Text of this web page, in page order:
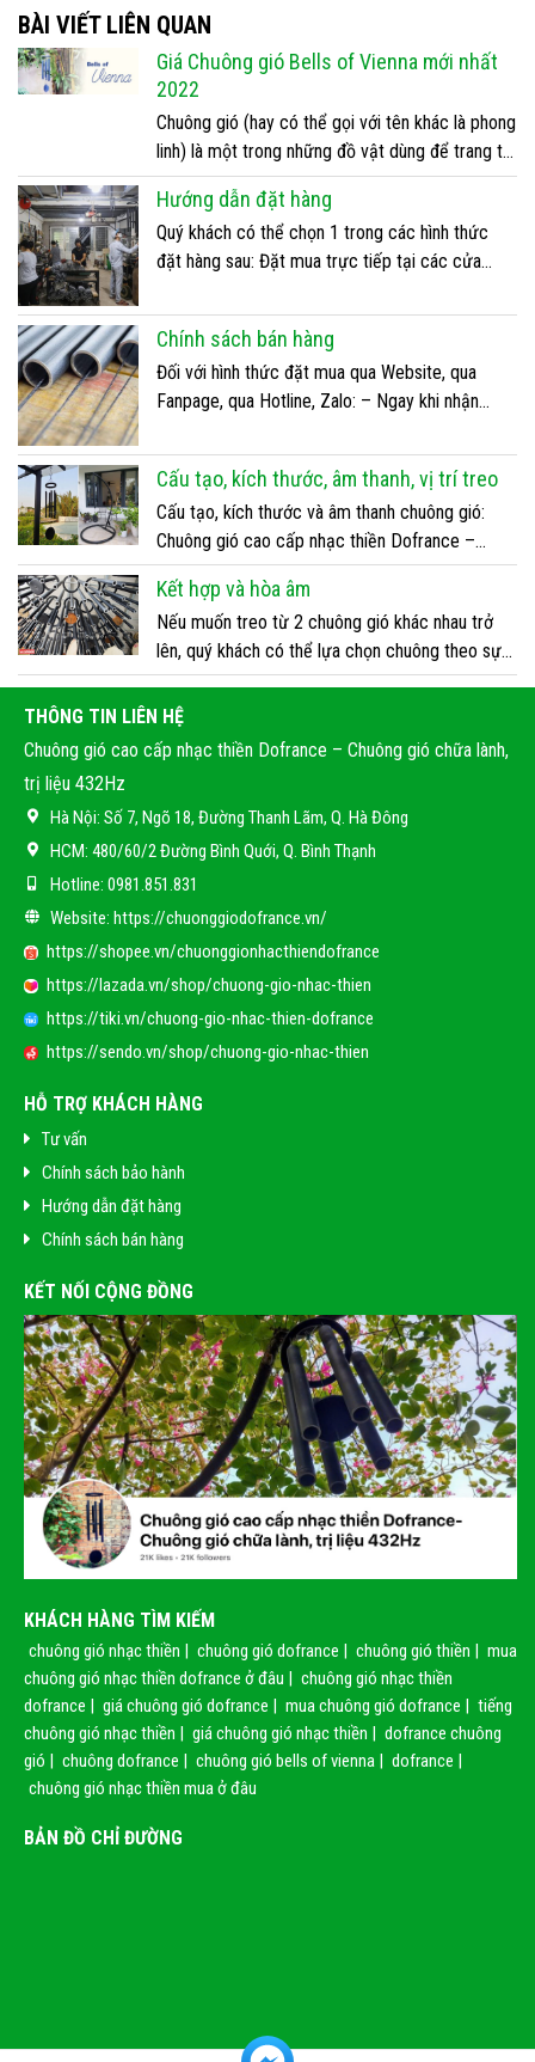
i
d
e
BÀI VIẾT LIÊN QUAN
Giá Chuông gió Bells of Vienna mới nhất
2022
Chuông gió (hay có thể gọi với tên khác là phong
linh) là một trong những đồ vật dùng để trang trí,
chúng tạo ra các âm thanh vui tai, báo hiệu có
khách đến và có thể biết được hướng gió. Cũng
như tác dụng làm cho không gian trở nên sôi
động, trong […]
Hướng dẫn đặt hàng
Quý khách có thể chọn 1 trong các hình thức
đặt hàng sau: Đặt mua trực tiếp tại các cửa
Đường Bình Quới, Q. Bình Thạnh. – Hà Nội: Số 7,
Ngõ 18, Đường Thanh Lãm, Q. Hà Đông. Vui lòng
liên hệ hotline 0981 851 […]
Chính sách bán hàng
Đối với hình thức đặt mua qua Website, qua
Fanpage, qua Hotline, Zalo: – Ngay khi nhận
tôi sẽ tra phí vận chuyển và gọi điện đến số điện
thoại người đặt hàng thông báo phí vận chuyển,
xác nhận đơn hàng và hình thức thanh toán. […]
Cấu tạo, kích thước, âm thanh, vị trí treo
Cấu tạo, kích thước và âm thanh chuông gió:
Chuông gió cao cấp nhạc thiền Dofrance –
Chuông gió chữa lành, trị liệu 432Hz cấu tạo
bao gồm: 01 móc treo, 01 vành treo, 06 ống
chuông, 01 đĩa đánh, 01 lá gió, được liên kết với
nhau bằng hệ thống dây treo chuyên dụng. […]
Kết hợp và hòa âm
Nếu muốn treo từ 2 chuông gió khác nhau trở
lên, quý khách có thể lựa chọn chuông theo sự
kết hợp, hòa âm. Các bộ kết hợp, hòa âm gồm
nhiều loại chuông khác nhau nhưng có thể hòa
âm, phối kết hợp với nhau. Tên các bộ được đặt
dựa trên tần số […]
THÔNG TIN LIÊN HỆ
Chuông gió cao cấp nhạc thiền Dofrance – Chuông gió chữa lành,
trị liệu 432Hz
Hà Nội: Số 7, Ngõ 18, Đường Thanh Lãm, Q. Hà Đông
HCM: 480/60/2 Đường Bình Quới, Q. Bình Thạnh
Hotline: 0981.851.831
Website: https://chuonggiodofrance.vn/
https://shopee.vn/chuonggionhacthiendofrance
https://lazada.vn/shop/chuong-gio-nhac-thien
https://tiki.vn/chuong-gio-nhac-thien-dofrance
https://sendo.vn/shop/chuong-gio-nhac-thien
HỖ TRỢ KHÁCH HÀNG
Tư vấn
Chính sách bảo hành
Hướng dẫn đặt hàng
Chính sách bán hàng
KẾT NỐI CỘNG ĐỒNG
KHÁCH HÀNG TÌM KIẾM
chuông gió nhạc thiền | chuông gió dofrance | chuông gió thiền | mua
chuông gió nhạc thiền dofrance ở đâu | chuông gió nhạc thiền
dofrance | giá chuông gió dofrance | mua chuông gió dofrance | tiếng
chuông gió nhạc thiền | giá chuông gió nhạc thiền | dofrance chuông
gió | chuông dofrance | chuông gió bells of vienna | dofrance |
chuông gió nhạc thiền mua ở đâu
BẢN ĐỒ CHỈ ĐƯỜNG